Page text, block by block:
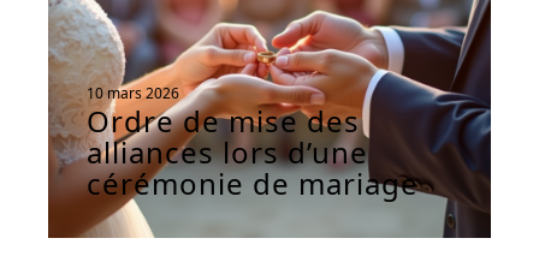
10 mars 2026
Ordre de mise des
alliances lors d’une
cérémonie de mariage